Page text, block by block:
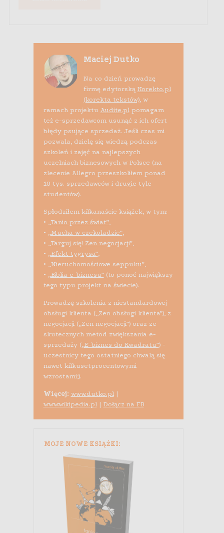
Maciej Dutko
Na co dzień prowadzę
firmę edytorską Korekto.pl
(korekta tekstów), w
ramach projektu Audite.plpomagam
też e-sprzedawcom usunąć z ich ofert
błędy psujące sprzedaż. Jeśli czas mi
pozwala, dzielę się wiedzą podczas
szkoleń i zajęć na najlepszych
uczelniach biznesowych w Polsce (na
zlecenie Allegro przeszkoliłem ponad
10 tys. sprzedawców i drugie tyle
studentów).
Spłodziłem kilkanaście książek, w tym:
• „Tanio przez świat”,
• „Mucha w czekoladzie”,
• „Targuj się! Zen negocjacji”,
• „Efekt tygrysa”,
• „Nieruchomościowe seppuku”,
• „Biblia e-biznesu”(to ponoć największy
tego typu projekt na świecie).
Prowadzę szkolenia z niestandardowej
obsługi klienta („Zen obsługi klienta”), z
negocjacji („Zen negocjacji”) oraz ze
skutecznych metod zwiększania e-
sprzedaży („E-biznes do Kwadratu”) -
uczestnicy tego ostatniego chwalą się
nawet kilkusetprocentowymi
wzrostami;).
Więcej: www.dutko.pl|
www.wikipedia.pl| Dołącz na FB
MOJE NOWE KSIĄŻKI: